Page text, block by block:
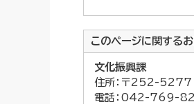
このページに関する
文化振興課
住所：〒252-
電話：042-769-